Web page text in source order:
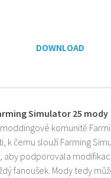
DOWNLOAD
Simulator 25 mody
komunitě
k čemu slouží Farming
aby podporovala
fanoušek. Mody tedy